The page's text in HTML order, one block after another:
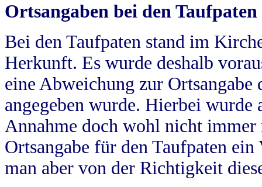
Ortsangaben bei den Taufpaten
Bei den Taufpaten stand im
Herkunft. Es wurde deshalb
eine Abweichung zur
angegeben wurde. Hierbei wurde
Annahme doch wohl nicht
Ortsangabe für den Taufpaten
man aber von der Richtigkeit